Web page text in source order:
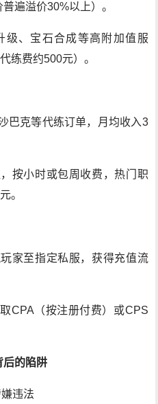
遍溢价30%以上）。
级、宝石合成等高附加值服
练费约500元）。
巴克等代练订单，月均收入3
按小时或包周收费，热门职
。
家至指定私服，获得充值流
CPA（按注册付费）或CPS
后的陷阱
违法